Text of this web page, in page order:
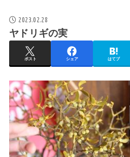
2023.02.28
ヤドリギの実
ポスト シェア はてブ